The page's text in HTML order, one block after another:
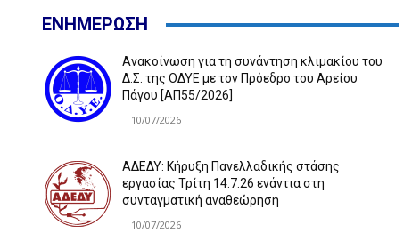
ΕΝΗΜΕΡΩΣΗ
Ανακοίνωση για τη συνάντηση κλιμακίου του
Δ.Σ. της ΟΔΥΕ με τον Πρόεδρο του Αρείου
Πάγου [ΑΠ55/2026]
10/07/2026
ΑΔΕΔΥ: Κήρυξη Πανελλαδικής στάσης
εργασίας Τρίτη 14.7.26 ενάντια στη
συνταγματική αναθεώρηση
10/07/2026